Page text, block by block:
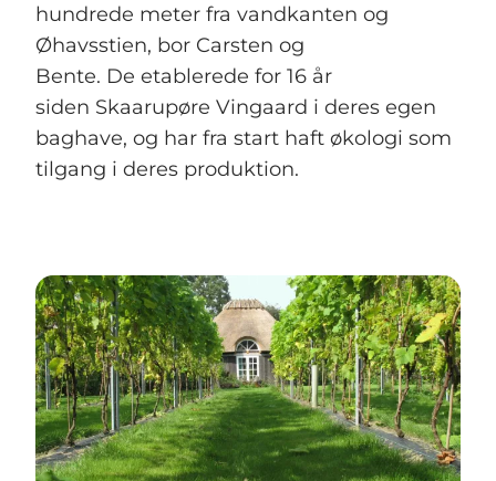
hundrede meter fra vandkanten og
Øhavsstien, bor Carsten og
Bente. De etablerede for 16 år
siden Skaarupøre Vingaard i deres egen
baghave, og har fra start haft økologi som
tilgang i deres produktion.